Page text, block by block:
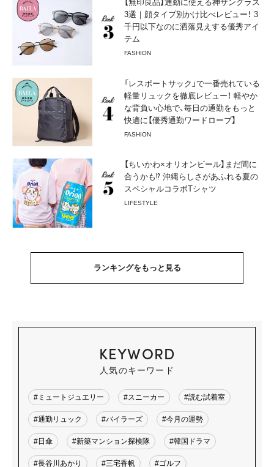
【無印良品】通勤に使える神サングラス
3選｜顔タイプ別かけ比べレビュー！ 3
千円以下なのに洒落見えする優秀アイ
テム
FASHION
「レスポートサック」で一番売れている
軽量リュックを徹底レビュー！ 軽やか
な背負い心地で、毎日の通勤をもっと
快適に【優秀通勤ワードローブ】
FASHION
【ちいかわ×オリオンビール】まだ間に
合うかも⁉︎ 沖縄らしさがあふれる夏の
スペシャルコラボTシャツ
LIFESTYLE
ランキングをもっと見る
KEYWORD
人気のキーワード
#ミュートジュエリー #スニーカー #読む試着室
#通勤リュック #バイラーズ #今月の運勢
#日傘 #新築マンション探検隊 #韓国ドラマ
#長谷川あかり #三宅香帆 #ゴルフ